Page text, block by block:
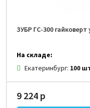
ЗУБР ГС-300
На складе:
Екатеринбург: 100
9 224 р